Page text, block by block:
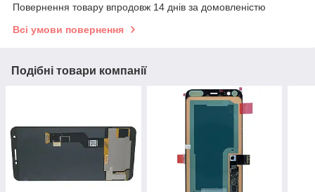
Повернення товару впродовж 14 днів за домовленістю
Всі умови повернення
Подібні товари компанії